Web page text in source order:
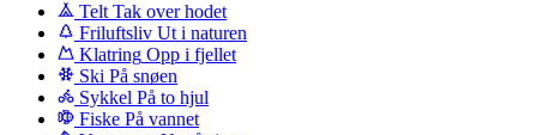
Telt Tak over hodet
Friluftsliv Ut i naturen
Klatring Opp i fjellet
Ski På snøen
Sykkel På to hjul
Fiske På vannet